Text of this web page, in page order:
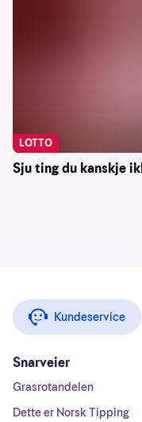
Sju ting du kanskje
LOTTO
Kundeservice
Snarveier
Grasrotandelen
Dette er Norsk Tipping